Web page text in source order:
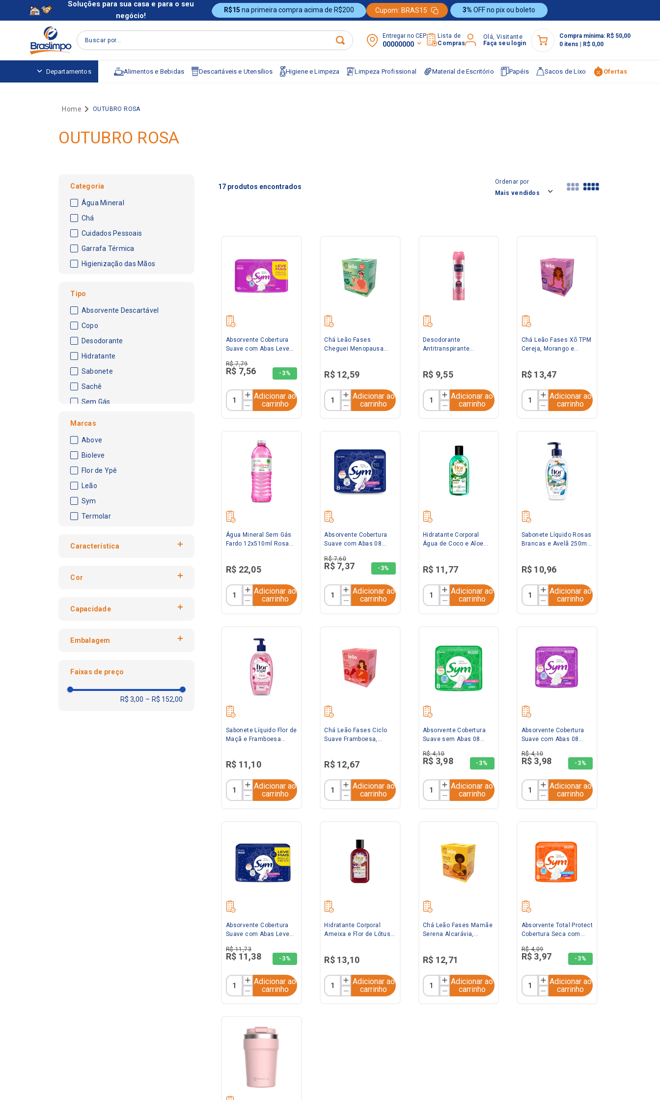
Soluções para sua casa e para o seu
negócio!
R$15 na primeira compra acima de R$200 Cupom: BRAS15 3% OFF no pix ou boleto
Buscar por... Entregar no CEP:
00000000
Lista de
Compras
Olá, Visitante
Faça seu login
Compra mínima: R$ 50,00
0 itens R$ 0,00
Departamentos Alimentos e Bebidas Descartáveis e Utensílios Higiene e Limpeza Limpeza Profissional Material de Escritório Papéis Sacos de Lixo Ofertas
OUTUBRO ROSA
OUTUBRO ROSA
Categoria
Água Mineral
Chá
Cuidados Pessoais
Garrafa Térmica
Higienização das Mãos
Capacidade
Característica
Antitranspirante
Funcional
Térmico
Cor
rosa
Embalagem
Fardo
Frasco
Marcas
Above
Bioleve
Flor de Ypê
Leão
Sym
Termolar
Tipo
Absorvente Descartável
Copo
Desodorante
Hidratante
Sabonete
Sachê
Sem Gás
Faixas de preço
R$ 3,00 – R$ 152,00
17
Ordenar por
Mais vendidos
Absorvente Cobertura
Suave com Abas Leve
R$ 7,79
R$ 7,56 - 3%
Adicionar ao
carrinho
Chá Leão Fases
Cheguei Menopausa
R$ 12,59
Adicionar ao
carrinho
Desodorante
Antitranspirante
R$ 9,55
Adicionar ao
carrinho
Chá Leão Fases Xõ TPM
Cereja, Morango e
R$ 13,47
Adicionar ao
carrinho
Água Mineral Sem Gás
Fardo 12x510ml Rosa
R$ 22,05
Adicionar ao
carrinho
Absorvente Cobertura
Suave com Abas 08
R$ 7,60
R$ 7,37 - 3%
Adicionar ao
carrinho
Hidratante Corporal
Água de Coco e Aloe
R$ 11,77
Adicionar ao
carrinho
Sabonete Líquido Rosas
Brancas e Avelã 250ml
R$ 10,96
Adicionar ao
carrinho
Sabonete Líquido Flor de
Maçã e Framboesa
R$ 11,10
Adicionar ao
carrinho
Chá Leão Fases Ciclo
Suave Framboesa,
R$ 12,67
Adicionar ao
carrinho
Absorvente Cobertura
Suave sem Abas 08
R$ 4,10
R$ 3,98 - 3%
Adicionar ao
carrinho
Absorvente Cobertura
Suave com Abas 08
R$ 4,10
R$ 3,98 - 3%
Adicionar ao
carrinho
Absorvente Cobertura
Suave com Abas Leve
R$ 11,73
R$ 11,38 - 3%
Adicionar ao
carrinho
Hidratante Corporal
Ameixa e Flor de Lótus
R$ 13,10
Adicionar ao
carrinho
Chá Leão Fases Mamãe
Serena Alcarávia,
R$ 12,71
Adicionar ao
carrinho
Absorvente Total Protect
Cobertura Seca com
R$ 4,09
R$ 3,97 - 3%
Adicionar ao
carrinho